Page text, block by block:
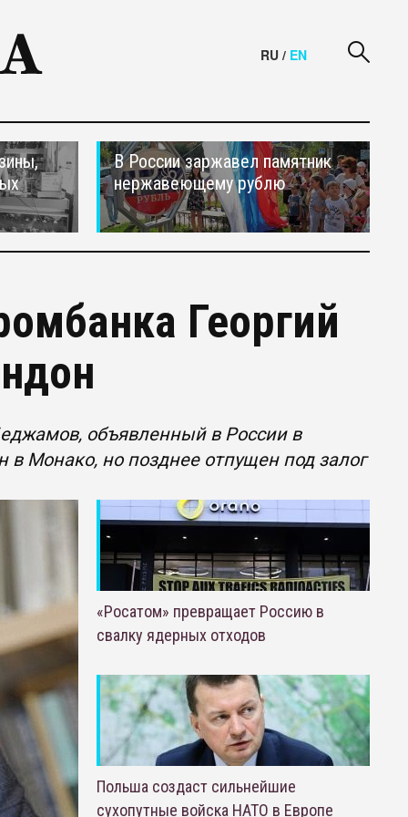
RU / EN
В России заржавел памятник
нержавеющему рублю
Георгий
объявленный в России в
Монако, но позднее отпущен под залог
«Росатом» превращает Россию в
свалку ядерных отходов
Польша создаст сильнейшие
сухопутные войска НАТО в Европе